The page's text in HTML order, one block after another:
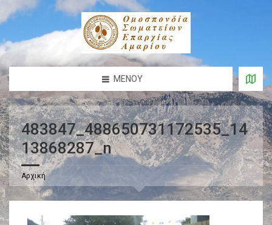
ΜΕΝΟΎ
483847_488650731172535_14
13868287_n
Αρχική